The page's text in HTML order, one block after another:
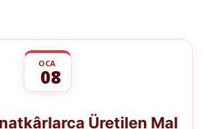
OCA
08
Sanatkârlarca
Üretilen Mal